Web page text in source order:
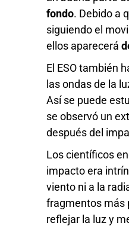
fondo. Debido a
siguiendo el
ellos aparecerá
El ESO también
las ondas de la
Así se puede
se observó un
después del
Los científicos
impacto era
viento ni a la
fragmentos más
reflejar la luz y